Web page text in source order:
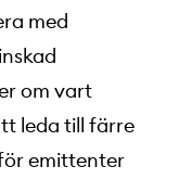
med
om vart
leda till färre
emittenter